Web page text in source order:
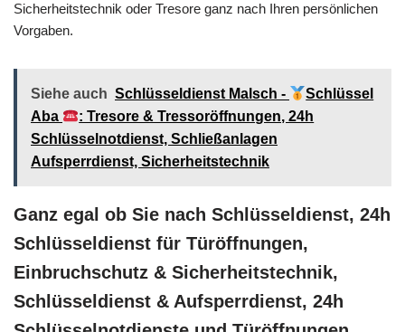
Sicherheitstechnik oder Tresore ganz nach Ihren persönlichen
Vorgaben.
Siehe auch Schlüsseldienst Malsch -
Schlüssel
Aba
: Tresore & Tressoröffnungen, 24h
Schlüsselnotdienst, Schließanlagen
Aufsperrdienst, Sicherheitstechnik
Ganz egal ob Sie nach Schlüsseldienst, 24h
Schlüsseldienst für Türöffnungen,
Einbruchschutz & Sicherheitstechnik,
Schlüsseldienst & Aufsperrdienst, 24h